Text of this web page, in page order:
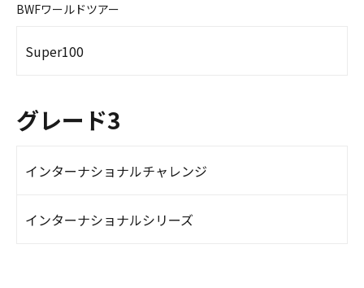
BWFワールドツアー
Super100
グレード3
インターナショナルチャレンジ
インターナショナルシリーズ